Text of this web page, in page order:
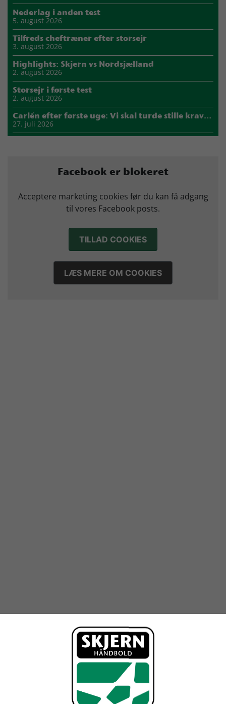
Nederlag i anden test
5. august 2026
Tilfreds cheftræner efter storsejr
3. august 2026
Highlights: Skjern vs Nordsjælland
2. august 2026
Storsejr i første test
2. august 2026
Carlén efter første uge: Vi skal turde stille krav til hinanden
27. juli 2026
Marius Nørsøller udlejes til HØJ Elite
14. juli 2026
Facebook er blokeret
Acceptere marketing cookies før du kan få adgang
til vores Facebook posts.
TILLAD COOKIES
LÆS MERE OM COOKIES